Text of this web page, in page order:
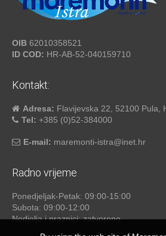
OIB 62010358521
ID COD: HR-AB-52-040159710
Kontakt:
Adresa: Flavijevska 22, 52100 Pula,
Tel: +385 (0)52-384000
E-mail: maremonti-istra@inet.hr
Radno vrijeme
Ponedjeljak-Petak: 09:00-15:00
Subota: 09:00-12:00
Nedjelja i praznici: zatvoreno